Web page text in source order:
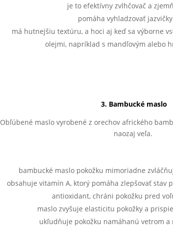
je to efektívny zvlhčovač a
pomáha vyhladzovať
má hutnejšiu textúru, a hoci aj keď sa výborne
olejmi, napríklad s mandľovým alebo
3. Bambucké maslo
Obľúbené maslo vyrobené z orechov afrického
naozaj veľa.
bambucké maslo pokožku mimoriadne
obsahuje vitamín A, ktorý pomáha zlepšovať stav
antioxidant, chráni pokožku pred
maslo zvyšuje elasticitu pokožky a
ukľudňuje pokožku namáhanú vetrom a